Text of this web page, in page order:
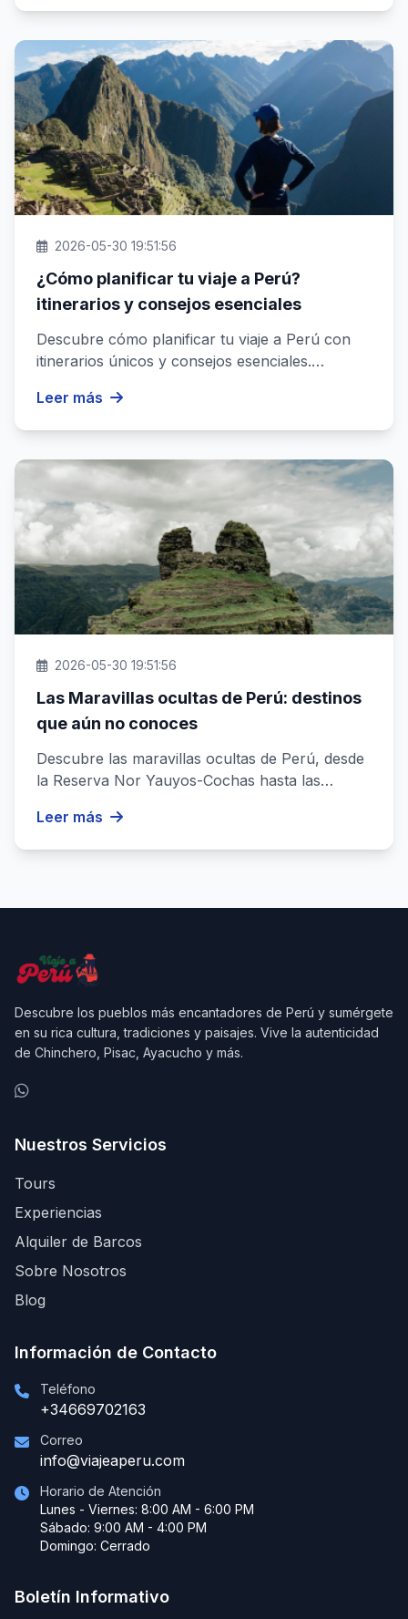
2026-05-30 19:51:56
¿Cómo planificar tu viaje a Perú?
itinerarios y consejos esenciales
Descubre cómo planificar tu viaje a Perú con
itinerarios únicos y consejos esenciales.
Leer más
2026-05-30 19:51:56
Las Maravillas ocultas de Perú: destinos
que aún no conoces
Descubre las maravillas ocultas de Perú, desde
la Reserva Nor Yauyos-Cochas hasta las
Leer más
Descubre los pueblos más encantadores de Perú y sumérgete
en su rica cultura, tradiciones y paisajes. Vive la autenticidad
de Chinchero, Pisac, Ayacucho y más.
Nuestros Servicios
Tours
Experiencias
Alquiler de Barcos
Sobre Nosotros
Blog
Información de Contacto
Teléfono
+34669702163
Correo
info@viajeaperu.com
Horario de Atención
Lunes - Viernes: 8:00 AM - 6:00 PM
Sábado: 9:00 AM - 4:00 PM
Domingo: Cerrado
Boletín Informativo